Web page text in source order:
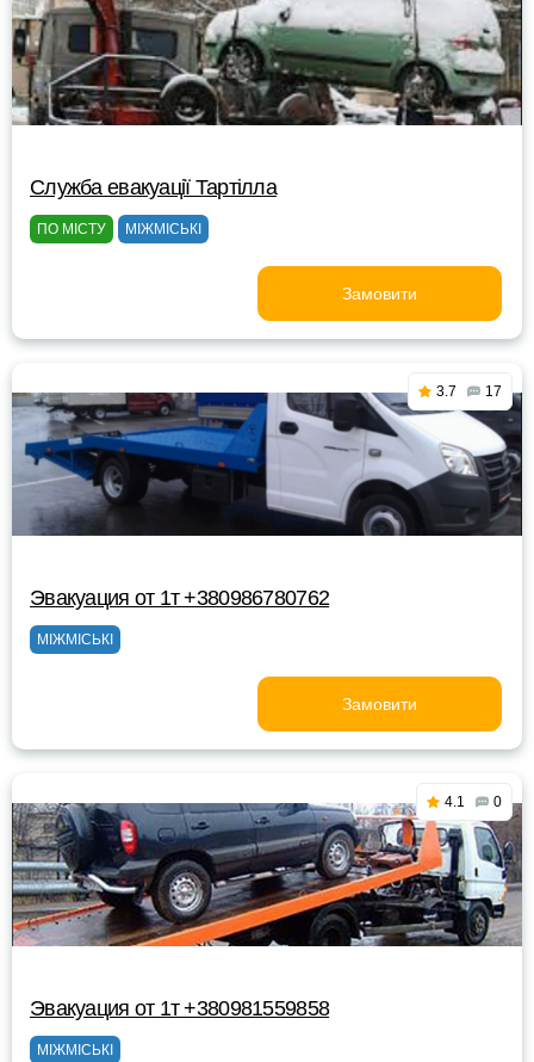
Служба евакуації Тартілла
ПО МІСТУ МІЖМІСЬКІ
Замовити
3.7 17
Эвакуация от 1т +380986780762
МІЖМІСЬКІ
Замовити
4.1 0
Эвакуация от 1т +380981559858
МІЖМІСЬКІ